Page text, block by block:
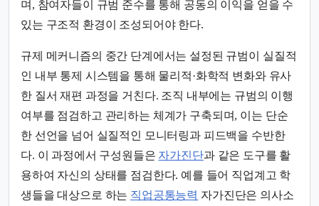
며, 참여자들이 규범 준수를 통해 공동의 이익을 얻을 수
있는 구조적 환경이 조성되어야 한다.
규제 메커니즘의 중간 단계에서는 설정된 규범이 실질적
인 내부 통제 시스템을 통해 물리적·화학적 변화와 유사
한 질서 재편 과정을 거친다. 조직 내부에는 규범의 이행
여부를 점검하고 관리하는 체계가 구축되며, 이는 단순
한 선언을 넘어 실질적인 모니터링과 피드백을 수반한
다. 이 과정에서 구성원들은 자가진단과 같은 도구를 활
용하여 자신의 상태를 점검한다. 예를 들어 직업계고 학
생들을 대상으로 하는 직업공통능력 자가진단은 의사소